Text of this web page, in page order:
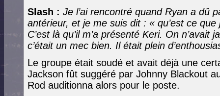
Slash : Je l’ai rencontré quand Ryan a dû
antérieur, et je me suis dit : « qu’est ce
C’est là qu’il m’a présenté Keri. On n’avait
c’était un mec bien. Il était plein
Le groupe était soudé et avait déjà une
Jackson fût suggéré par Johnny Blackout
Rod auditionna alors pour le poste.